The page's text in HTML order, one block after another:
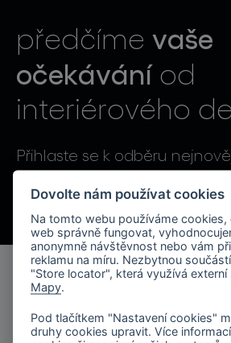
projekty
produkty
projekty
o značce
předčíme vaše
očekáváníod
interiérového
Přihlaste se k odběru
Odesláním souhlasíte se zpracováním
produkty
kolekce svítidel
Dovolte nám používat cookies
Na tomto webu používáme
web správně fungovat,
anonymně návštěvnost nebo vám
reklamu na míru. Nezbytnou
"Store locator", která využívá externí
Mapy.
Pod tlačítkem "Nastavení cookies"
druhy cookies upravit. Více